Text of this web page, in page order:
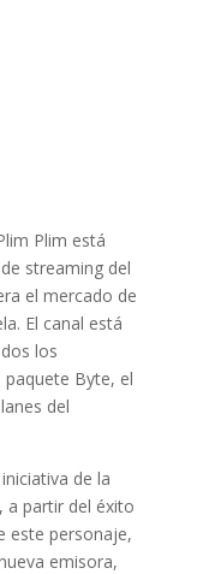
Plim está
streaming del
el mercado de
El canal está
los
paquete Byte, el
del
de la
a partir del éxito
este personaje,
emisora,